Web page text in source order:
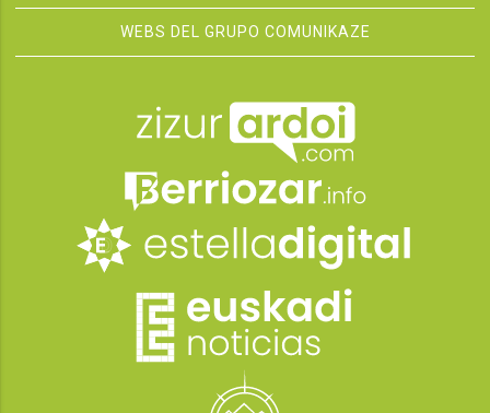
WEBS DEL GRUPO COMUNIKAZE